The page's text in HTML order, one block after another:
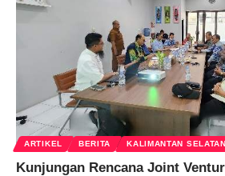
ARTIKEL BERITA KALIMANTAN SELATAN
Kunjungan Rencana Joint